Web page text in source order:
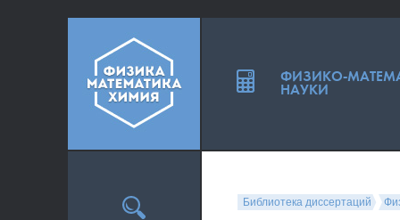
Библиотека диссертаций
ФИЗИКО-
НАУКИ